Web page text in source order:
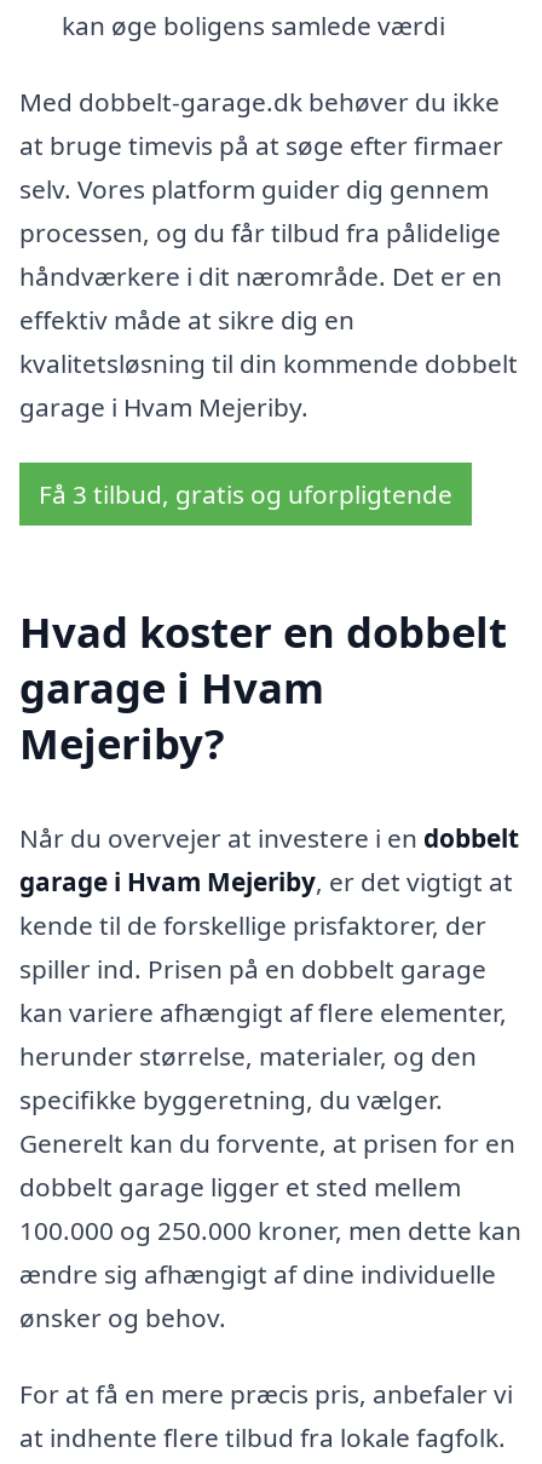
kan øge boligens samlede værdi
Med dobbelt-garage.dk behøver du ikke
at bruge timevis på at søge efter firmaer
selv. Vores platform guider dig gennem
processen, og du får tilbud fra pålidelige
håndværkere i dit nærområde. Det er en
effektiv måde at sikre dig en
kvalitetsløsning til din kommende dobbelt
garage i Hvam Mejeriby.
Få 3 tilbud, gratis og uforpligtende
Hvad koster en dobbelt
garage i Hvam
Mejeriby?
Når du overvejer at investere i en dobbelt
garage i Hvam Mejeriby, er det vigtigt at
kende til de forskellige prisfaktorer, der
spiller ind. Prisen på en dobbelt garage
kan variere afhængigt af flere elementer,
herunder størrelse, materialer, og den
specifikke byggeretning, du vælger.
Generelt kan du forvente, at prisen for en
dobbelt garage ligger et sted mellem
100.000 og 250.000 kroner, men dette kan
ændre sig afhængigt af dine individuelle
ønsker og behov.
For at få en mere præcis pris, anbefaler vi
at indhente flere tilbud fra lokale fagfolk.